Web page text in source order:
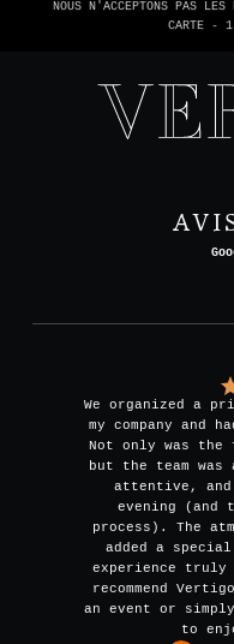
We organized a
my company and
Not only was
but the team
attentive,
evening (and
process). The
added a
experience truly
recommend
an event or
to